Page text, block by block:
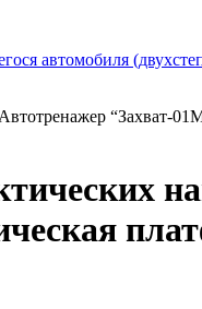
Автотренажер “Захват-